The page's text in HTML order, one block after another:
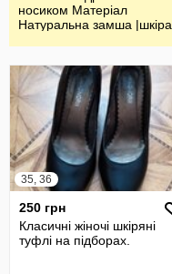
носиком Матеріал
Натуральна замша |шкіра
35, 36
250 грн
Класичні жіночі шкіряні
туфлі на підборах.